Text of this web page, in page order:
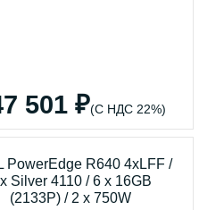
501 ₽(С НДС 22%)
PowerEdge R640 4xLFF /
Silver 4110 / 6 x 16GB
(2133P) / 2 x 750W